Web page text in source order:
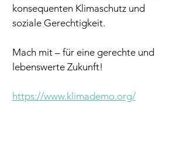
konsequenten Klimaschutz und
soziale Gerechtigkeit.
Mach mit – für eine gerechte und
lebenswerte Zukunft!
https://www.klimademo.org/